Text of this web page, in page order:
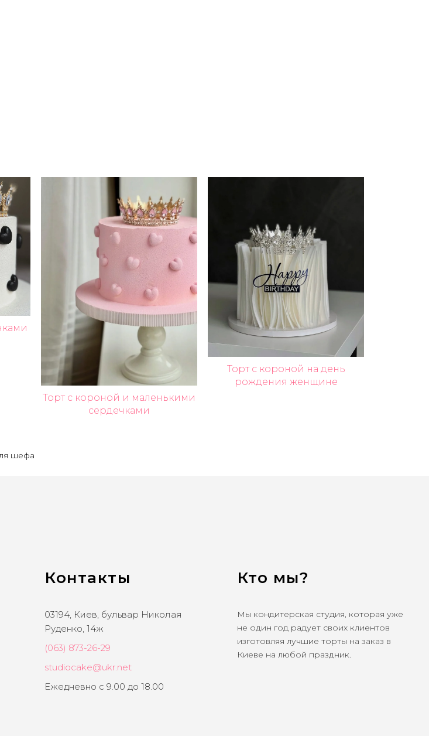
Торт с короной и маленькими
сердечками
Торт с короной на день
рождения женщине
шефа
Контакты
03194, Киев, бульвар Николая
Руденко, 14ж
(063) 873-26-29
studiocake@ukr.net
Ежедневно с 9.00 до 18.00
Кто мы?
Мы кондитерская студия, которая уже
не один год радует своих клиентов
изготовляя лучшие торты на заказ в
Киеве на любой праздник.